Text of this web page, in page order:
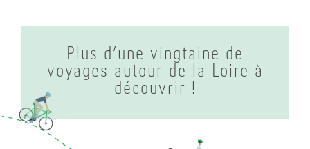
Plus d’une vingtaine de
voyages autour de la Loire à
découvrir !